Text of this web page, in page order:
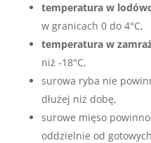
temperatura w
w granicach 0 do 4°C,
temperatura w
niż -18°C,
surowa ryba nie
dłużej niż dobę,
surowe mięso
oddzielnie od